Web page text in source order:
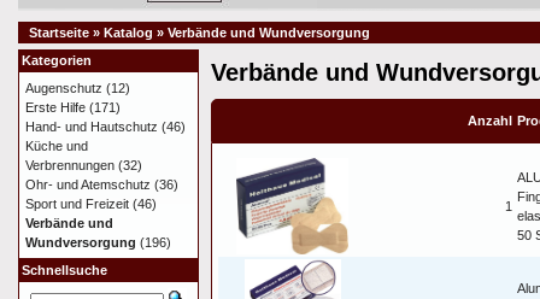
Startseite » Katalog » Verbände und Wundversorgung
Verbände und
Anzahl
1
50
Kategorien
Augenschutz (12)
Erste Hilfe (171)
Hand- und Hautschutz (46)
Küche und
Verbrennungen (32)
Ohr- und Atemschutz (36)
Sport und Freizeit (46)
Verbände und
Wundversorgung (196)
Schnellsuche